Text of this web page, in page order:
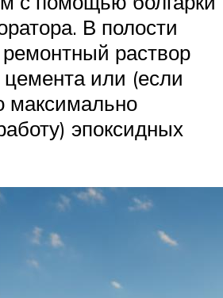
В полости
раствор
цемента или (если
максимально
эпоксидных